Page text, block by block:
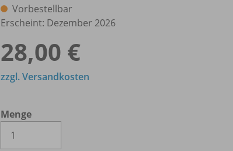
Vorbestellbar
Erscheint: Dezember 2026
28,00 €
Menge
zzgl. Versandkosten